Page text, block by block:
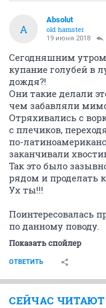
A
Absolut
old hamster
19 июня 2018
Сегодняшним
купание голубей в
дождя?!
Они такие делали
чем забавляли
Отряхивались с
с плечиков,
по-
заканчивали
Так это было
рядом и проделать
Ух ты!!!
Поинтересовалась
по данному поводу.
Показать спойлер
ОТВЕТИТЬ
СЕЙЧАС ЧИТАЮТ